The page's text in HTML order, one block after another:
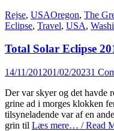
Categories
Rejse, USATags
Oregon, The
Eclipse, Travel, USA,
Total Solar Eclipse
Posted
14/11/201201/02/20231
Der var skyer og det havde
grine ad i morges klokken
tilsyneladende var af en
grin til Læs mere… / Read